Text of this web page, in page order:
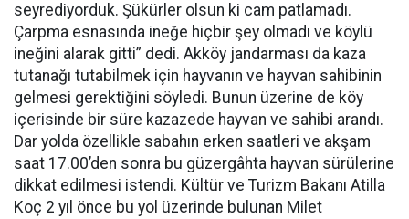
seyrediyorduk. Şükürler olsun ki cam patlamadı.
Çarpma esnasında ineğe hiçbir şey olmadı ve köylü
ineğini alarak gitti” dedi. Akköy jandarması da kaza
tutanağı tutabilmek için hayvanın ve hayvan sahibinin
gelmesi gerektiğini söyledi. Bunun üzerine de köy
içerisinde bir süre kazazede hayvan ve sahibi arandı.
Dar yolda özellikle sabahın erken saatleri ve akşam
saat 17.00’den sonra bu güzergâhta hayvan sürülerine
dikkat edilmesi istendi. Kültür ve Turizm Bakanı Atilla
Koç 2 yıl önce bu yol üzerinde bulunan Milet